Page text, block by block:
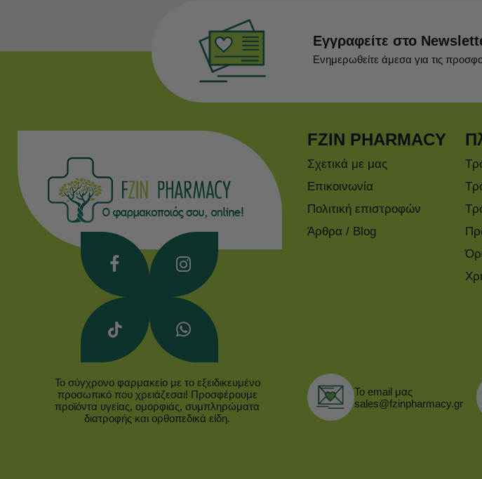
Εγγραφείτε στο
Ενημερωθείτε άμεσα για τις
Το σύγχρονο φαρμακείο με το εξειδικευμένο
προσωπικό που χρειάζεσαι! Προσφέρουμε
προϊόντα υγείας, ομορφιάς, συμπληρώματα
διατροφής και ορθοπεδικά είδη.
FZIN PHARMACY
Σχετικά με μας
Επικοινωνία
Πολιτική επιστροφών
Άρθρα / Blog
Το email μας
sales@fzinpharmacy.gr